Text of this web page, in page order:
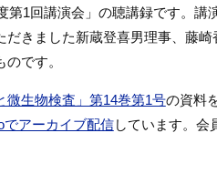
第1回講演会」の聴講録です。
だきました新蔵登喜男理事、藤
です。
微生物検査」第14巻第1号の資料
でアーカイブ配信しています。会